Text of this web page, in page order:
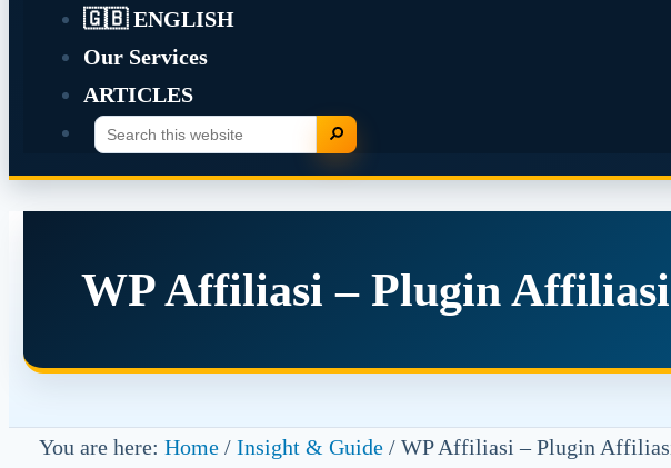
🇬🇧 ENGLISH
Our Services
ARTICLES
Search
this
website
Search
WP Affiliasi – Plugin
You are here: Home / Insight & Guide /WP Affiliasi – Plugin Affiliasi